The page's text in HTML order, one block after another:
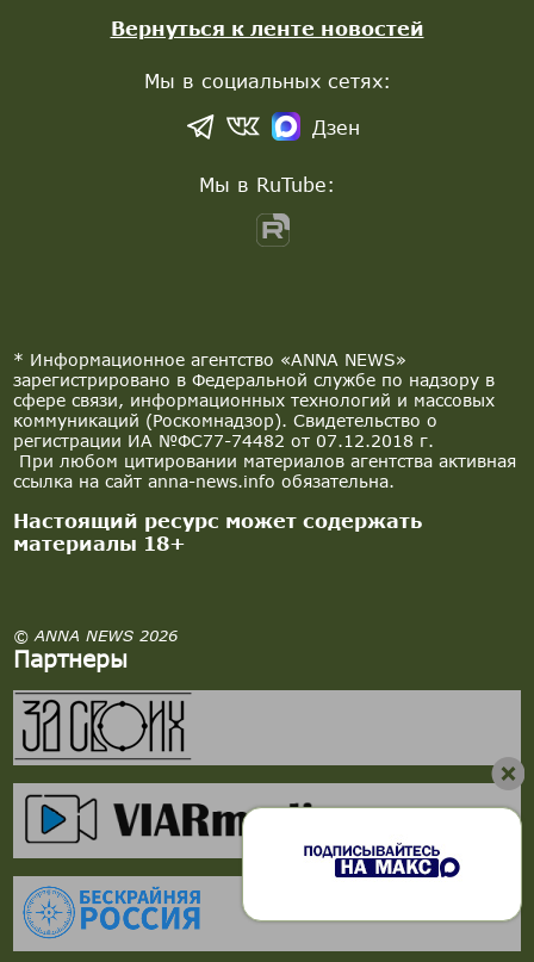
* Информационное агентство «ANNA NEWS»
зарегистрировано в Федеральной службе по надзору в
сфере связи, информационных технологий и массовых
коммуникаций (Роскомнадзор). Свидетельство о
регистрации ИА №ФС77-74482 от 07.12.2018 г.
При любом цитировании материалов агентства активная
ссылка на сайт anna-news.info обязательна.
Настоящий ресурс может содержать
материалы 18+
© ANNA NEWS 2026
Партнеры
Вернуться к ленте новостей
Мы в социальных сетях:
Дзен
Мы в RuTube: